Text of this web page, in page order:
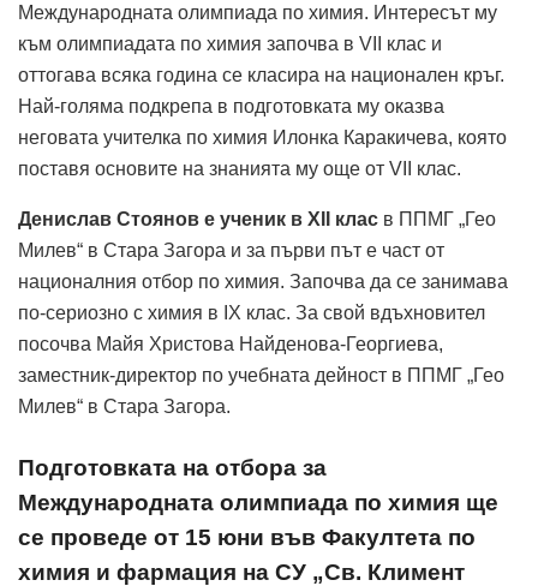
Международната олимпиада по химия. Интересът му
към олимпиадата по химия започва в VII клас и
оттогава всяка година се класира на национален кръг.
Най-голяма подкрепа в подготовката му оказва
неговата учителка по химия Илонка Каракичева, която
поставя основите на знанията му още от VII клас.
Денислав Стоянов е ученик в XII клас в ППМГ „Гео
Милев“ в Стара Загора и за първи път е част от
националния отбор по химия. Започва да се занимава
по-сериозно с химия в IX клас. За свой вдъхновител
посочва Майя Христова Найденова-Георгиева,
заместник-директор по учебната дейност в ППМГ „Гео
Милев“ в Стара Загора.
Подготовката на отбора за
Международната олимпиада по химия ще
се проведе от 15 юни във Факултета по
химия и фармация на СУ „Св. Климент